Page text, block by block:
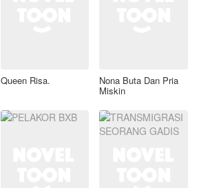
Queen Risa. Nona Buta Dan Pria
Miskin